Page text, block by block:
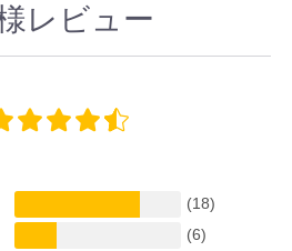
レビュー
(18)
(6)